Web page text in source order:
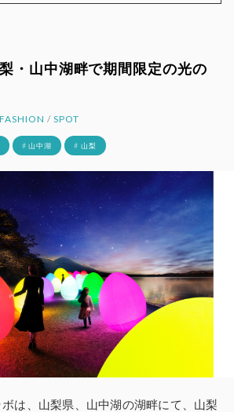
・山中湖畔で期間限定の光の
FASHION / SPOT
# 山中湖 # 山梨
は、山梨県、山中湖の湖畔にて、山梨